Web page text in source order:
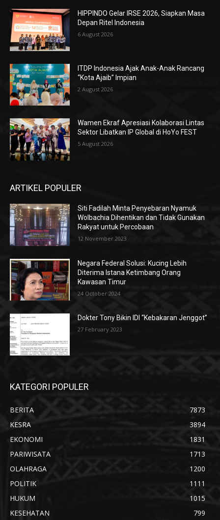
HIPPINDO Gelar IRSE 2026, Siapkan Masa
Depan Ritel Indonesia
6 August 2026
ITDP Indonesia Ajak Anak-Anak Rancang
“Kota Ajaib” Impian
2 August 2026
Wamen Ekraf Apresiasi Kolaborasi Lintas
Sektor Libatkan IP Global di HoYo FEST
5 August 2026
ARTIKEL POPULER
Siti Fadilah Minta Penyebaran Nyamuk
Wolbachia Dihentikan dan Tidak Gunakan
Rakyat untuk Percobaan
12 November 2023
Negara Federal Solusi: Kucing Lebih
Diterima Istana Ketimbang Orang
Kawasan Timur
24 October 2024
Dokter Tony Bikin IDI “Kebakaran Jenggot”
27 February 2023
KATEGORI POPULER
BERITA
7873
KESRA
3894
EKONOMI
1831
PARIWISATA
1713
OLAHRAGA
1200
POLITIK
1111
HUKUM
1015
KESEHATAN
799